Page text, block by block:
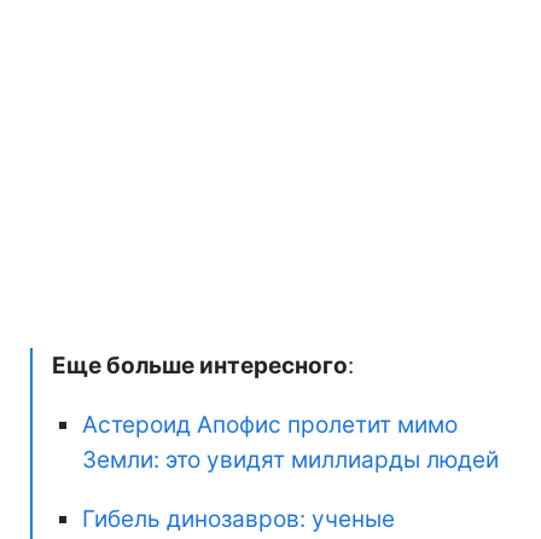
Еще больше интересного:
Астероид Апофис пролетит мимо
Земли: это увидят миллиарды людей
Гибель динозавров: ученые